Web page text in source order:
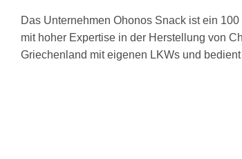
Das Unternehmen Ohonos Snack ist ein
mit hoher Expertise in der Herstellung von
Griechenland mit eigenen LKWs und